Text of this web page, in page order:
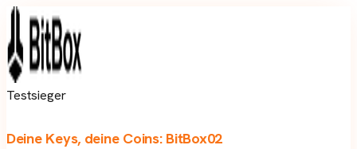
Testsieger
Deine Keys, deine Coins: BitBox02